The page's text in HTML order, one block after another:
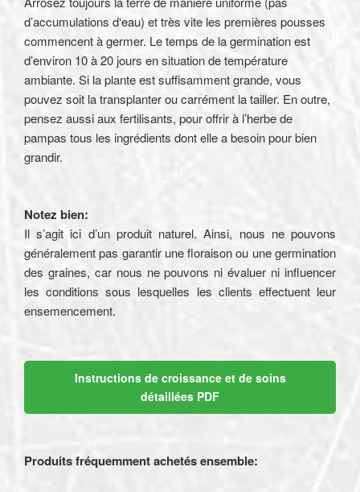
d’accumulations d‘eau) et très vite les premières pousses
commencent à germer. Le temps de la germination est
d’environ 10 à 20 jours en situation de température
ambiante. Si la plante est suffisamment grande, vous
pouvez soit la transplanter ou carrément la tailler. En outre,
pensez aussi aux fertilisants, pour offrir à l’herbe de
pampas tous les ingrédients dont elle a besoin pour bien
grandir.
Notez bien:
Il s’agit ici d’un produit naturel. Ainsi, nous ne pouvons
généralement pas garantir une floraison ou une germination
des graines, car nous ne pouvons ni évaluer ni influencer
les conditions sous lesquelles les clients effectuent leur
ensemencement.
Instructions de croissance et de soins
détaillées PDF
Produits fréquemment achetés ensemble: